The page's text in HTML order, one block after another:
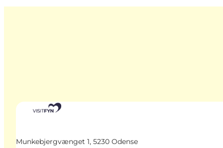
Munkebjergvænget 1, 5230 Odense